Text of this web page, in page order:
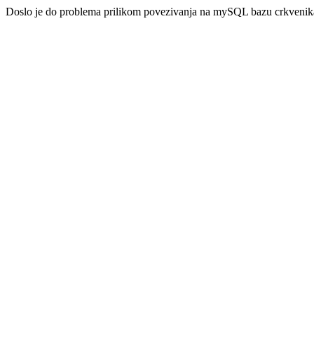
Doslo je do problema prilikom povezivanja na mySQL bazu